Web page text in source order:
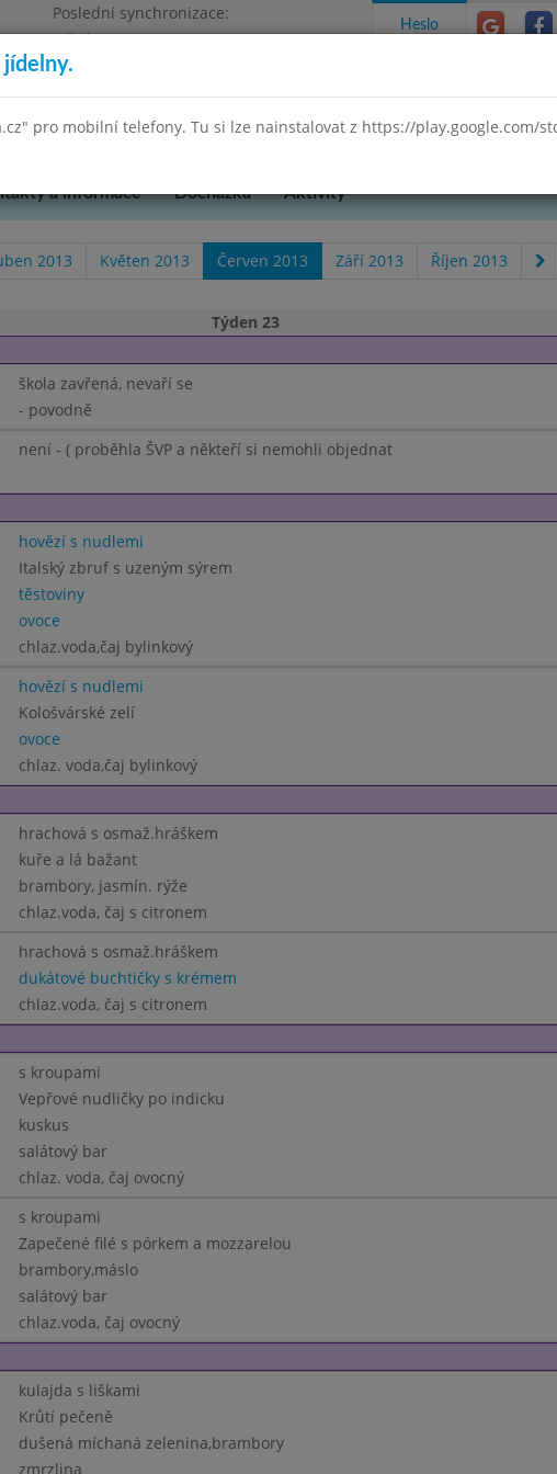
Poslední synchronizace:
Středa 29.7.2026 9:58
Omezení objednávek
Heslo
a informace Docházka Aktivity
2013 Květen 2013 Červen 2013 Září 2013 Říjen 2013
Týden 23
škola zavřená, nevaří se
- povodně
není - ( proběhla ŠVP a někteří si nemohli objednat
hovězí s nudlemi
Italský zbruf s uzeným sýrem
těstoviny
ovoce
chlaz.voda,čaj bylinkový
hovězí s nudlemi
Kološvárské zelí
ovoce
chlaz. voda,čaj bylinkový
hrachová s osmaž.hráškem
kuře a lá bažant
brambory, jasmín. rýže
chlaz.voda, čaj s citronem
hrachová s osmaž.hráškem
dukátové buchtičky s krémem
chlaz.voda, čaj s citronem
s kroupami
Vepřové nudličky po indicku
kuskus
salátový bar
chlaz. voda, čaj ovocný
s kroupami
Zapečené filé s pórkem a mozzarelou
brambory,máslo
salátový bar
chlaz.voda, čaj ovocný
kulajda s liškami
Krůtí pečeně
dušená míchaná zelenina,brambory
zmrzlina
pro mobilní telefony. Tu si lze nainstalovat z https://play.google.com/